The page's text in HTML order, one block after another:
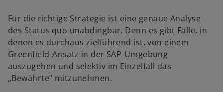
Für die richtige Strategie ist eine genaue Analyse
des Status quo unabdingbar. Denn es gibt Fälle, in
denen es durchaus zielführend ist, von einem
Greenfield-Ansatz in der SAP-Umgebung
auszugehen und selektiv im Einzelfall das
„Bewährte“ mitzunehmen.